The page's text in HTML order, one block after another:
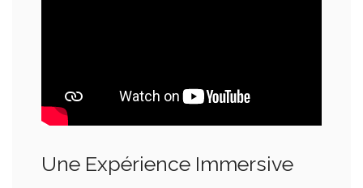
Une Expérience Immersive